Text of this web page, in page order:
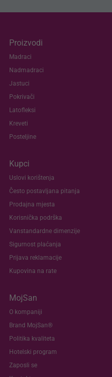
Proizvodi
Madraci
Nadmadraci
Jastuci
Pokrivači
Latofleksi
Kreveti
Posteljine
Kupci
Uslovi korištenja
Često postavljana pitanja
Prodajna mjesta
Korisnička podrška
Vanstandardne dimenzije
Sigurnost plaćanja
Prijava reklamacije
Kupovina na rate
MojSan
O kompaniji
Brand MojSan®
Politika kvaliteta
Hotelski program
Zaposli se